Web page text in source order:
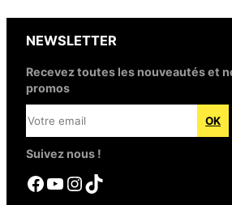
NEWSLETTER
Recevez toutes les nouveautés et
promos
Suivez nous !
Facebook YouTube InstagramTikTok